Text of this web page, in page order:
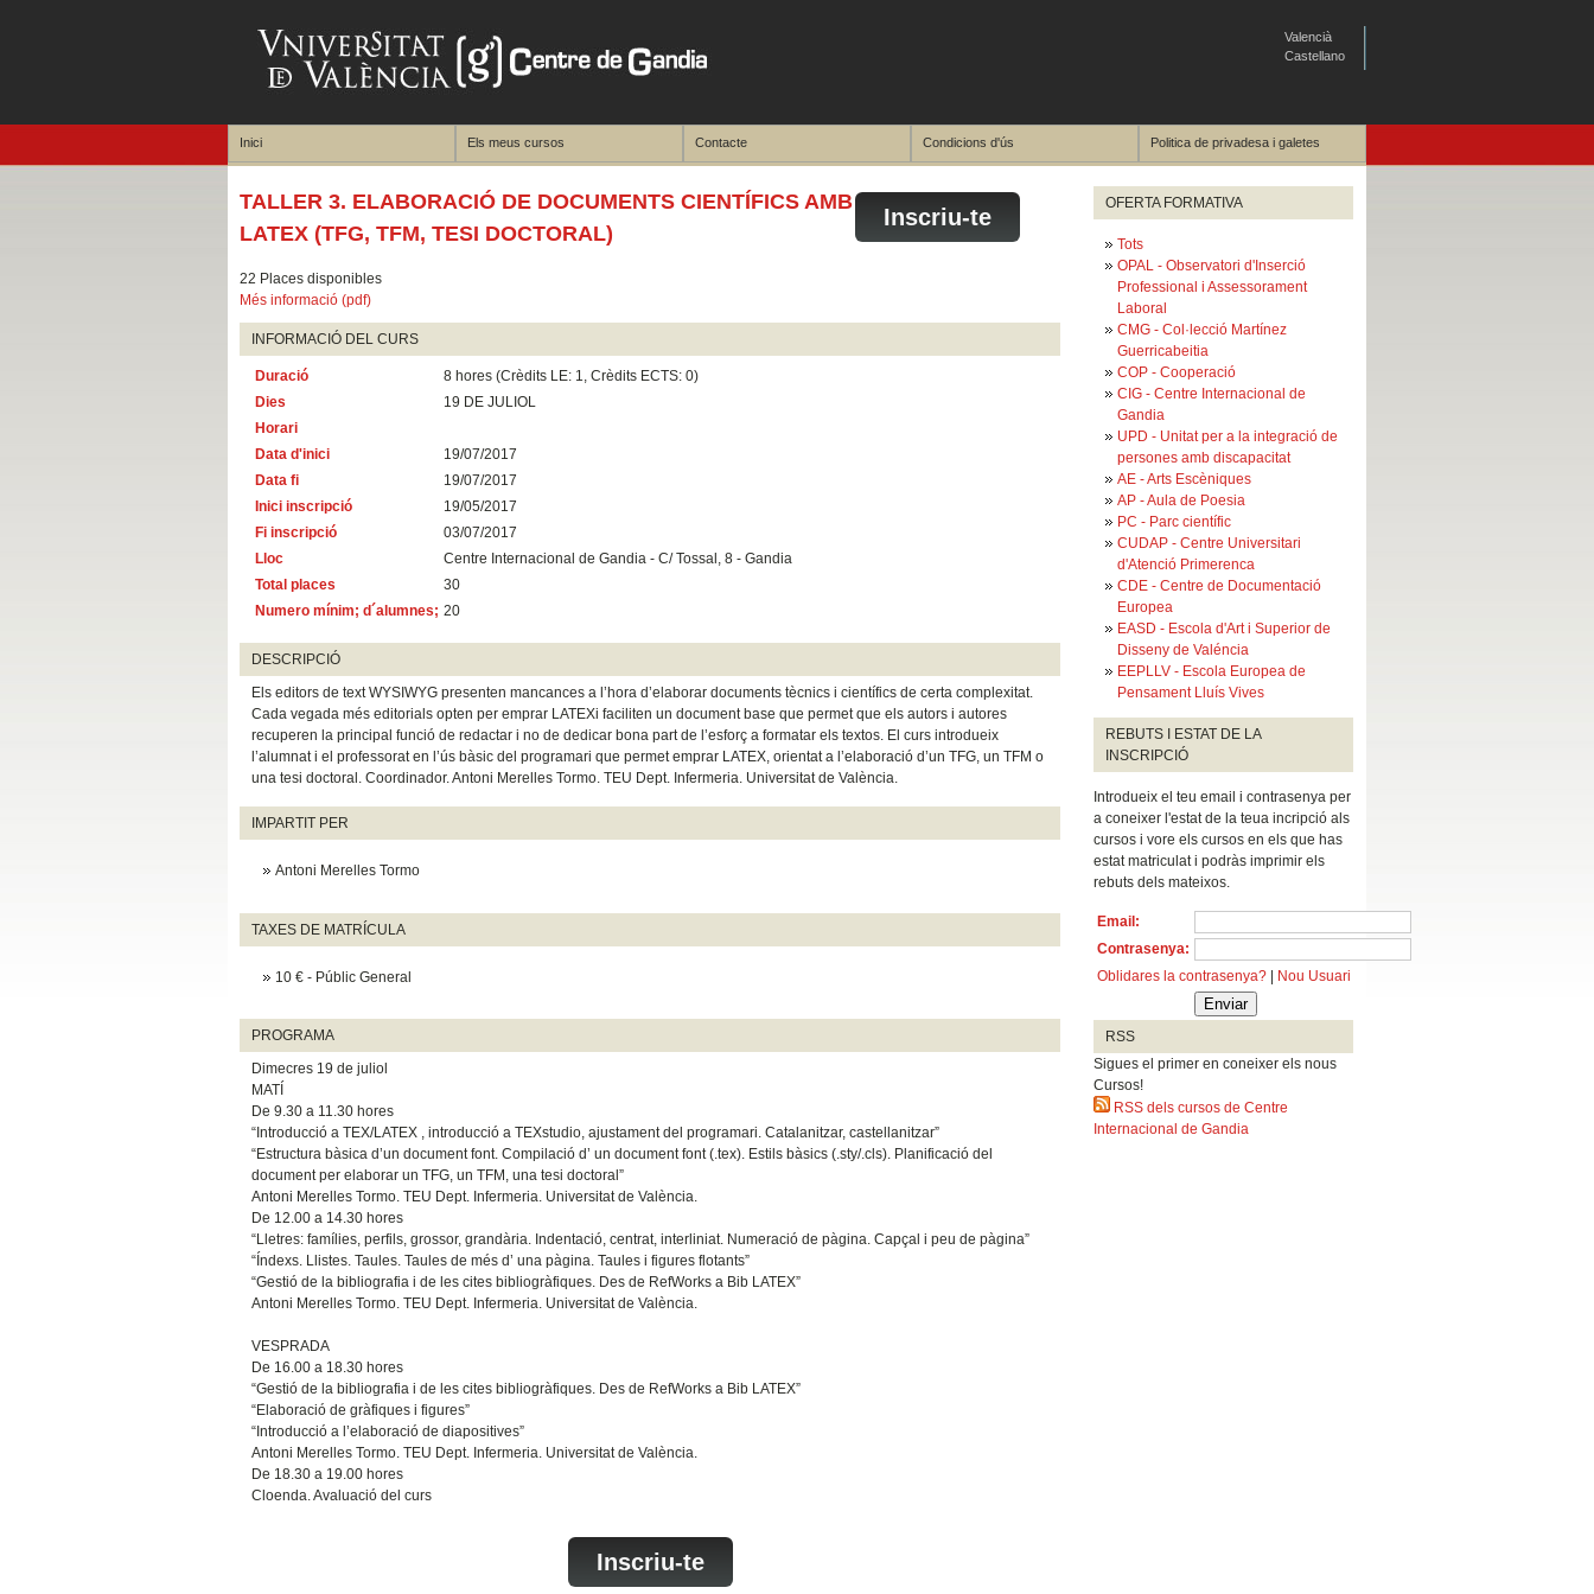
Valencià
Castellano
Inici Els meus cursos Contacte Condicions d'ús Politica de privadesa i galetes
TALLER 3. ELABORACIÓ DE DOCUMENTS CIENTÍFICS AMB
LATEX (TFG, TFM, TESI DOCTORAL)
22 Places disponibles
Inscriu-te
Més informació (pdf)
INFORMACIÓ DEL CURS
Duració
8 hores (Crèdits LE: 1, Crèdits ECTS: 0)
Dies
19 DE JULIOL
Horari
Data d'inici
19/07/2017
Data fi
19/07/2017
Inici inscripció
19/05/2017
Fi inscripció
03/07/2017
Lloc
Centre Internacional de Gandia - C/ Tossal, 8 - Gandia
Total places
30
Numero mínim; d´alumnes; 20
DESCRIPCIÓ
Els editors de text WYSIWYG presenten mancances a l’hora d’elaborar documents tècnics i científics de certa complexitat.
Cada vegada més editorials opten per emprar LATEXi faciliten un document base que permet que els autors i autores
recuperen la principal funció de redactar i no de dedicar bona part de l’esforç a formatar els textos. El curs introdueix
l’alumnat i el professorat en l’ús bàsic del programari que permet emprar LATEX, orientat a l’elaboració d’un TFG, un TFM o
una tesi doctoral. Coordinador. Antoni Merelles Tormo. TEU Dept. Infermeria. Universitat de València.
IMPARTIT PER
Antoni Merelles Tormo
TAXES DE MATRÍCULA
10 € - Públic General
PROGRAMA
Dimecres 19 de juliol
MATÍ
De 9.30 a 11.30 hores
“Introducció a TEX/LATEX , introducció a TEXstudio, ajustament del programari. Catalanitzar, castellanitzar”
“Estructura bàsica d’un document font. Compilació d’ un document font (.tex). Estils bàsics (.sty/.cls). Planificació del
document per elaborar un TFG, un TFM, una tesi doctoral”
Antoni Merelles Tormo. TEU Dept. Infermeria. Universitat de València.
De 12.00 a 14.30 hores
“Lletres: famílies, perfils, grossor, grandària. Indentació, centrat, interliniat. Numeració de pàgina. Capçal i peu de pàgina”
“Índexs. Llistes. Taules. Taules de més d’ una pàgina. Taules i figures flotants”
“Gestió de la bibliografia i de les cites bibliogràfiques. Des de RefWorks a Bib LATEX”
Antoni Merelles Tormo. TEU Dept. Infermeria. Universitat de València.
VESPRADA
De 16.00 a 18.30 hores
“Gestió de la bibliografia i de les cites bibliogràfiques. Des de RefWorks a Bib LATEX”
“Elaboració de gràfiques i figures”
“Introducció a l’elaboració de diapositives”
Antoni Merelles Tormo. TEU Dept. Infermeria. Universitat de València.
De 18.30 a 19.00 hores
Cloenda. Avaluació del curs
Inscriu-te
OFERTA FORMATIVA
Tots
OPAL - Observatori d'Inserció
Professional i Assessorament
Laboral
CMG - Col·lecció Martínez
Guerricabeitia
COP - Cooperació
CIG - Centre Internacional de
Gandia
UPD - Unitat per a la integració de
persones amb discapacitat
AE - Arts Escèniques
AP - Aula de Poesia
PC - Parc científic
CUDAP - Centre Universitari
d'Atenció Primerenca
CDE - Centre de Documentació
Europea
EASD - Escola d'Art i Superior de
Disseny de Valéncia
EEPLLV - Escola Europea de
Pensament Lluís Vives
REBUTS I ESTAT DE LA
INSCRIPCIÓ
Introdueix el teu email i contrasenya per
a coneixer l'estat de la teua incripció als
cursos i vore els cursos en els que has
estat matriculat i podràs imprimir els
rebuts dels mateixos.
Email:
Contrasenya:
Oblidares la contrasenya?| Nou Usuari
RSS
Sigues el primer en coneixer els nous
Cursos!
RSS dels cursos de Centre
Internacional de Gandia